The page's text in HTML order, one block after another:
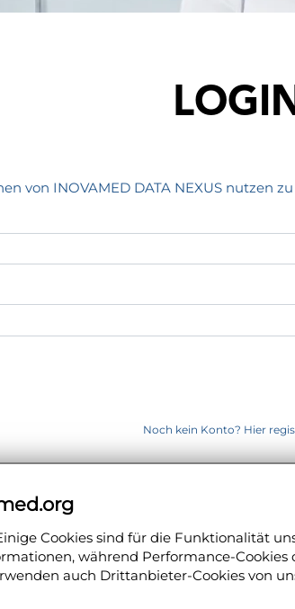
von INOVAMED DATA NEXUS nutzen
Noch kein Konto? Hier
SCHNELL-NAVIGATION
medical
Cookies sind für die Funktionalität
während Performance-
auch Drittanbieter-Cookies von